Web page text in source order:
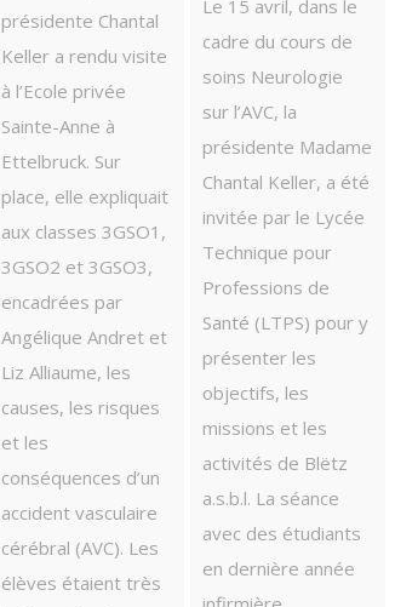
présidente Chantal
Keller a rendu visite
à l’Ecole privée
Sainte-Anne à
Ettelbruck. Sur
place, elle expliquait
aux classes 3GSO1,
3GSO2 et 3GSO3,
encadrées par
Angélique Andret et
Liz Alliaume, les
causes, les risques
et les
conséquences d’un
accident vasculaire
cérébral (AVC). Les
élèves étaient très
Le 15 avril, dans le
cadre du cours de
soins Neurologie
sur l’AVC, la
présidente Madame
Chantal Keller, a été
invitée par le Lycée
Technique pour
Professions de
Santé (LTPS) pour y
présenter les
objectifs, les
missions et les
activités de Blëtz
a.s.b.l. La séance
avec des étudiants
en dernière année